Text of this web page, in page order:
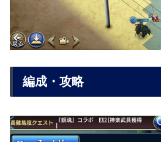
編成・攻略